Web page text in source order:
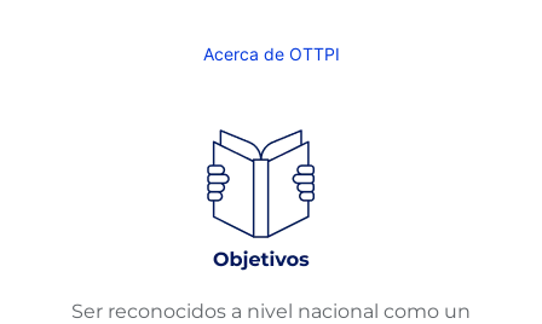
Acerca de OTTPI
Ser reconocidos a nivel nacional como un